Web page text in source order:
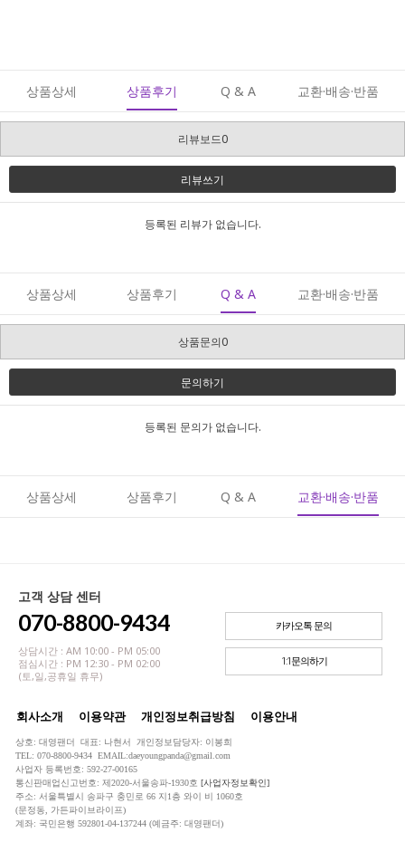
상품상세 상품후기 Q & A 교환·배송·반품
리뷰보드0
리뷰쓰기
등록된 리뷰가 없습니다.
상품상세 상품후기 Q & A 교환·배송·반품
상품문의0
문의하기
등록된 문의가 없습니다.
상품상세 상품후기 Q & A 교환·배송·반품
고객 상담 센터
070-8800-9434
상담시간 : AM 10:00 - PM 05:00
점심시간 : PM 12:30 - PM 02:00
(토,일,공휴일 휴무)
카카오톡 문의
1:1문의하기
회사소개 이용약관 개인정보취급방침 이용안내
상호: 대영팬더 대표: 나현서 개인정보담당자: 이봉희
TEL: 070-8800-9434 EMAIL:daeyoungpanda@gmail.com
사업자 등록번호: 592-27-00165
통신판매업신고번호: 제2020-서울송파-1930호 [사업자정보확인]
주소: 서울특별시 송파구 충민로 66 지1층 와이 비 1060호
(문정동, 가든파이브라이프)
계좌: 국민은행 592801-04-137244 (예금주: 대영팬더)